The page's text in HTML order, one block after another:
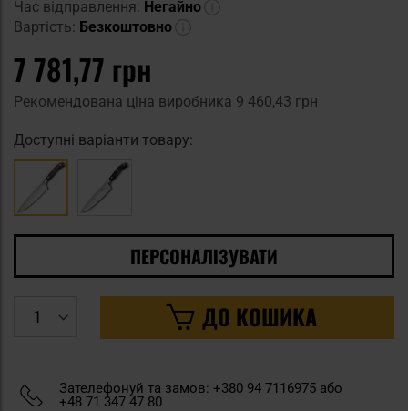
Час відправлення: Негайно
Вартість: Безкоштовно
7 781,77 грн
Рекомендована ціна виробника 9 460,43 грн
Доступні варіанти товару:
ПЕРСОНАЛІЗУВАТИ
ДО КОШИКА
Зателефонуй та замов: +380 94 7116975 або
+48 71 347 47 80